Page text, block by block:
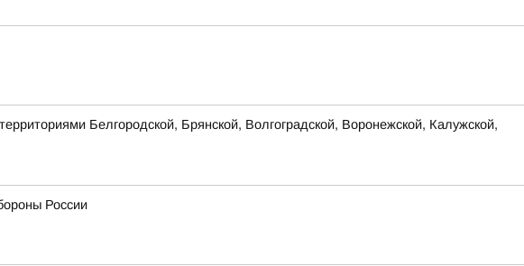
Белгородской, Брянской, Волгоградской, Воронежской, Калужской,
России